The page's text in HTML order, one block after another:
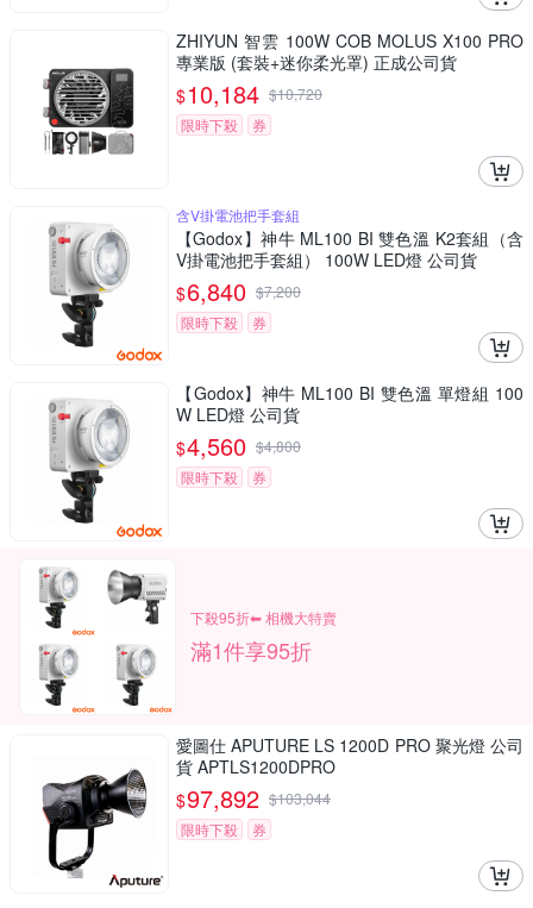
ZHIYUN 智雲 100W COB MOLUS X100 PRO
專業版 (套裝+迷你柔光罩) 正成公司貨
$10,184 $10,720
限時下殺
券
含V掛電池把手套組
【Godox】神牛 ML100 BI 雙色溫 K2套組（含
V掛電池把手套組） 100W LED燈 公司貨
$6,840 $7,200
限時下殺
券
【Godox】神牛 ML100 BI 雙色溫 單燈組 100
W LED燈 公司貨
$4,560 $4,800
限時下殺
券
下殺95折⬅︎ 相機大特賣
滿1件享95折
愛圖仕 APUTURE LS 1200D PRO 聚光燈 公司
貨 APTLS1200DPRO
$97,892 $103,044
限時下殺
券